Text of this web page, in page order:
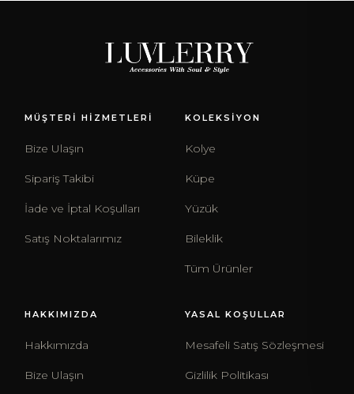
MÜŞTERİ HİZMETLERİ
Bize Ulaşın
Sipariş Takibi
İade ve İptal Koşulları
Satış Noktalarımız
KOLEKSİYON
Kolye
Küpe
Yüzük
Bileklik
Tüm Ürünler
HAKKIMIZDA
Hakkımızda
Bize Ulaşın
YASAL KOŞULLAR
Mesafeli Satış Sözleşmesi
Gizlilik Politikası